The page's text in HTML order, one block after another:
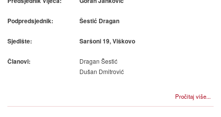
Podpredsjednik: Šestić Dragan
Sjedište: Saršoni 19, Viškovo
Članovi:
Dragan Šestić
Dušan Dmitrović
Pročitaj više...